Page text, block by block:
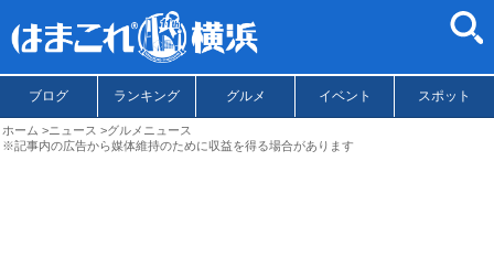
ブログ ランキング グルメ イベント スポット
ホーム ニュース
グルメニュース
※記事内の広告から媒体維持のために収益を得る場合があります